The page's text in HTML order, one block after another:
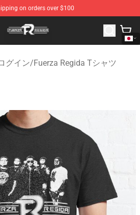
on orders over $100
- Official Fuerza Regida
グイン/Fuerza Regida Tシャツ